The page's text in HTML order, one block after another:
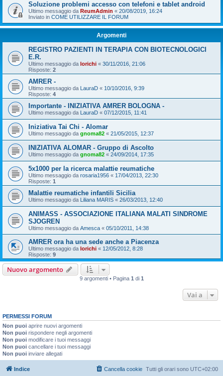
Soluzione problemi accesso con telefoni e tablet android
Ultimo messaggio da ReumAdmin « 20/08/2019, 16:24
Inviato in COME UTILIZZARE IL FORUM
Argomenti
REGISTRO PAZIENTI IN TERAPIA CON BIOTECNOLOGICI
E.R.
Ultimo messaggio da lorichi « 30/11/2016, 21:06
Risposte: 2
AMRER -
Ultimo messaggio da LauraD « 10/10/2016, 9:39
Risposte: 4
Importante - INIZIATIVA AMRER BOLOGNA -
Ultimo messaggio da LauraD « 07/12/2015, 11:41
Iniziativa Tai Chi - Alomar
Ultimo messaggio da gnoma82 « 21/05/2015, 12:37
INIZIATIVA ALOMAR - Gruppo di Ascolto
Ultimo messaggio da gnoma82 « 24/09/2014, 17:35
5x1000 per la ricerca malattie reumatiche
Ultimo messaggio da rosaria1956 « 17/04/2013, 22:30
Risposte: 1
Malattie reumatiche infantili Sicilia
Ultimo messaggio da Liliana MARIS « 26/03/2013, 12:40
ANIMASS - ASSOCIAZIONE ITALIANA MALATI SINDROME
SJOGREN
Ultimo messaggio da Amesca « 05/10/2011, 14:38
AMRER ora ha una sede anche a Piacenza
Ultimo messaggio da lorichi « 12/05/2012, 8:28
Risposte: 9
Nuovo argomento
9 argomenti • Pagina 1 di 1
Vai a
PERMESSI FORUM
Non puoi aprire nuovi argomenti
Non puoi rispondere negli argomenti
Non puoi modificare i tuoi messaggi
Non puoi cancellare i tuoi messaggi
Non puoi inviare allegati
Indice Tutti gli orari sono UTC+02:00
Cancella cookie